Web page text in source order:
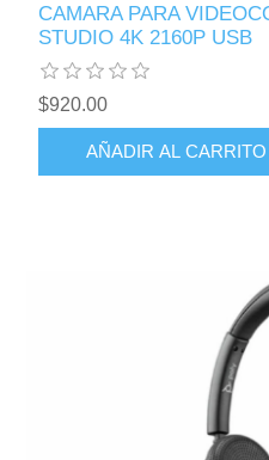
CAMARA PARA
STUDIO 4K 2160P USB
$920.00
AÑADIR AL CARRITO